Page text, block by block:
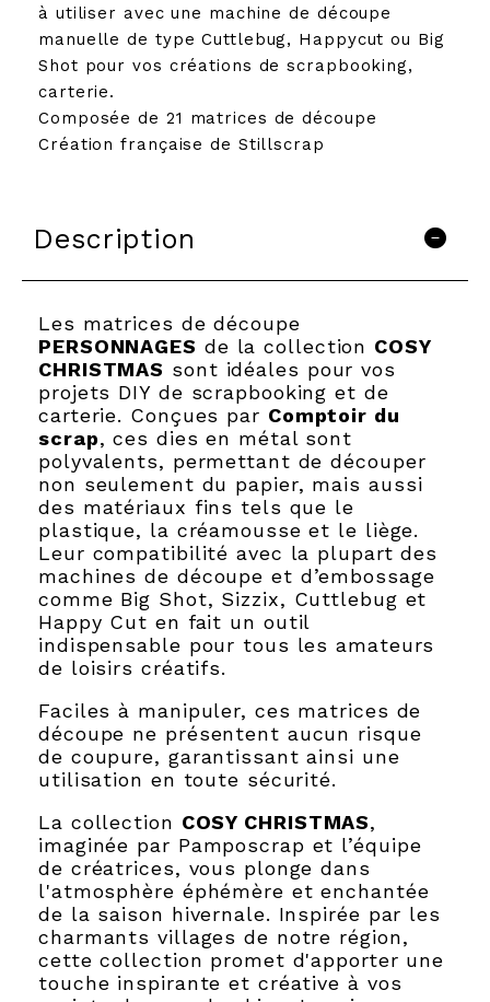
à utiliser avec une machine de découpe
manuelle de type Cuttlebug, Happycut ou Big
Shot pour vos créations de scrapbooking,
carterie.
Composée de 21 matrices de découpe
Création française de Stillscrap
Description
Les matrices de découpe
PERSONNAGES de la collection COSY
CHRISTMAS sont idéales pour vos
projets DIY de scrapbooking et de
carterie. Conçues par Comptoir du
scrap, ces dies en métal sont
polyvalents, permettant de découper
non seulement du papier, mais aussi
des matériaux fins tels que le
plastique, la créamousse et le liège.
Leur compatibilité avec la plupart des
machines de découpe et d’embossage
comme Big Shot, Sizzix, Cuttlebug et
Happy Cut en fait un outil
indispensable pour tous les amateurs
de loisirs créatifs.
Faciles à manipuler, ces matrices de
découpe ne présentent aucun risque
de coupure, garantissant ainsi une
utilisation en toute sécurité.
La collection COSY CHRISTMAS,
imaginée par Pamposcrap et l’équipe
de créatrices, vous plonge dans
l'atmosphère éphémère et enchantée
de la saison hivernale. Inspirée par les
charmants villages de notre région,
cette collection promet d'apporter une
touche inspirante et créative à vos